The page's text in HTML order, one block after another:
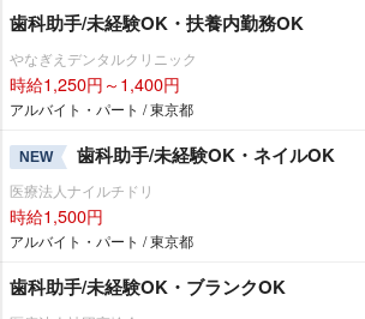
歯科助手/未経験OK・扶養内勤務OK
なぎえデンタルクリニック
時給1,250円～1,400円
アルバイト・パート / 東京都
NEW 歯科助手/未経験OK・ネイルOK
医療法人ナイルチドリ
時給1,500円
アルバイト・パート / 東京都
歯科助手/未経験OK・ブランクOK